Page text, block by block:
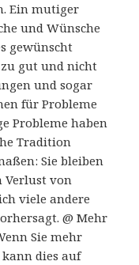
Ein mutiger
und Wünsche
gewünscht
gut und nicht
und sogar
für Probleme
Probleme haben
Tradition
Sie bleiben
Verlust von
viele andere
@ Mehr
Sie mehr
kann dies auf